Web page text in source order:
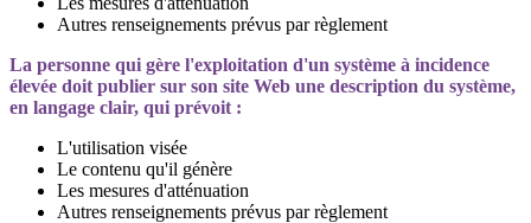
Autres renseignements prévus par règlement
La personne qui gère l'exploitation d'un système à incidence
élevée doit publier sur son site Web une description du système,
en langage clair, qui prévoit :
L'utilisation visée
Le contenu qu'il génère
Les mesures d'atténuation
Autres renseignements prévus par règlement